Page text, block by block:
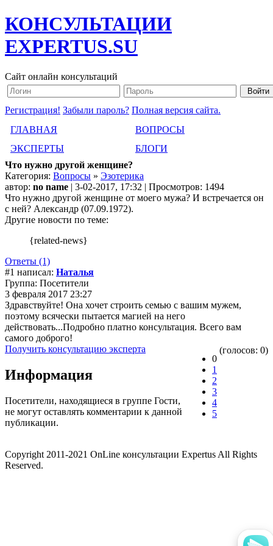
КОНСУЛЬТАЦИИ
EXPERTUS.SU
Сайт онлайн консультаций
Регистрация! Забыли пароль? Полная версия сайта.
ГЛАВНАЯ
ВОПРОСЫ
ЭКСПЕРТЫ
БЛОГИ
Что нужно другой женщине?
Категория: Вопросы » Эзотерика
автор: no name | 3-02-2017, 17:32 | Просмотров: 1494
Что нужно другой женщине от моего мужа? И встречается он
с ней? Александр (07.09.1972).
Другие новости по теме:
{related-news}
Ответы (1)
#1 написал: Наталья
Группа: Посетители
3 февраля 2017 23:27
Здравствуйте! Она хочет строить семью с вашим мужем,
поэтому всячески пытается магией на него
действовать...Подробно платно консультация. Всего вам
самого доброго!
Получить консультацию эксперта
0
1
2
3
4
5
(голосов: 0)
Информация
Посетители, находящиеся в группе Гости,
не могут оставлять комментарии к данной
публикации.
Copyright 2011-2021 OnLine консультации Expertus All Rights
Reserved.